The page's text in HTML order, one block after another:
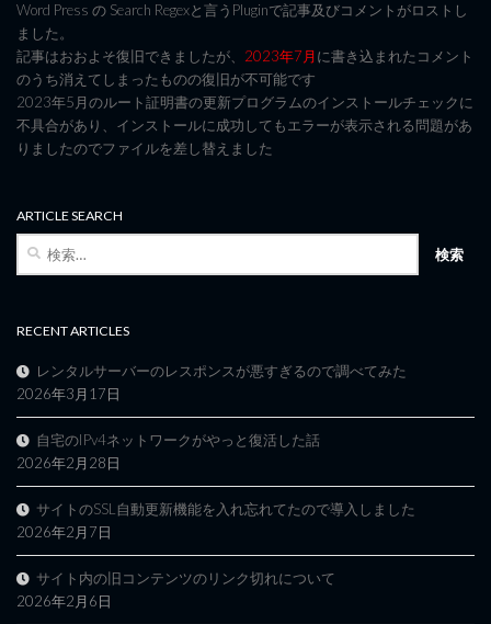
Word Press の Search Regexと言うPluginで記事及びコメントがロストし
ました。
記事はおおよそ復旧できましたが、 2023年7月に書き込まれたコメント
のうち消えてしまったものの復旧が不可能です
2023年5月のルート証明書の更新プログラムのインストールチェックに
不具合があり、インストールに成功してもエラーが表示される問題があ
りましたのでファイルを差し替えました
ARTICLE SEARCH
検
RECENT ARTICLES
レンタルサーバーのレスポンスが悪すぎるので調べてみた
2026年3月17日
自宅のIPv4ネットワークがやっと復活した話
2026年2月28日
サイトのSSL自動更新機能を入れ忘れてたので導入しました
2026年2月7日
サイト内の旧コンテンツのリンク切れについて
2026年2月6日